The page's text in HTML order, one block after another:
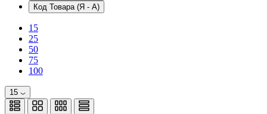
Код Товара (Я - А)
15
25
50
75
100
15